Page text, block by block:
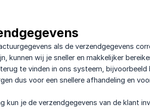
als de verzendgegevens
kunnen wij je sneller en makkelijker
te vinden in ons systeem,
dus voor een snellere afhandeling en
kun je de verzendgegevens van de klant